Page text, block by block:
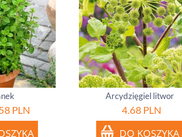
PLN
Arcydzięgiel litwor
4.68 PLN